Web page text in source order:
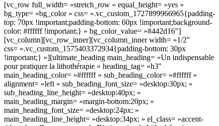
[vc_row full_width= »stretch_row » equal_height= »yes »
bg_type= »bg_color » css= ».vc_custom_1727899966965{padding-
top: 70px !important;padding-bottom: 60px !important;background-
color: #ffffff !important;} » bg_color_value= »#442d16″]
[vc_column][vc_row_inner][vc_column_inner width= »1/2″
css= ».vc_custom_1575403372934{padding-bottom: 30px
!important;} »][ultimate_heading main_heading= »Un indispensable
pour pratiquer la lithothérapie » heading_tag= »h3″
main_heading_color= »#ffffff » sub_heading_color= »#ffffff »
alignment= »left » sub_heading_font_size= »desktop:30px; »
sub_heading_line_height= »desktop:40px; »
main_heading_margin= »margin-bottom:20px; »
main_heading_font_size= »desktop:24px; »
main_heading_line_height= »desktop:34px; » el_class= »accent-